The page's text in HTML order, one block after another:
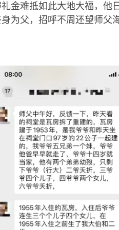
金难抵如此大地大福，他
为父，招呼不周还望师父